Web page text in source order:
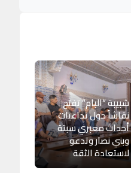
شبيبة “البام” تفتح
نقاشاً حول تداعيات
أحداث معبري سبتة
وبني نصار وتدعو
لاستعادة الثقة